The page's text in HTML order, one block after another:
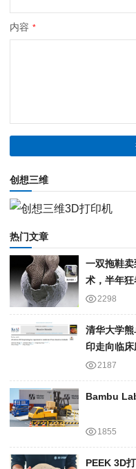
内容 *
创想三维
热门文章
一双拖鞋
术，半年
2298
清华大学
印走向临床
2187
Bambu
1855
PEEK 3D